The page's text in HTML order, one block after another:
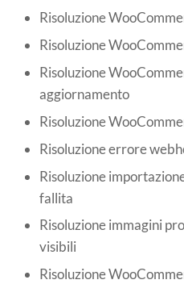
Risoluzione
Risoluzione
Risoluzione
aggiornamento
Risoluzione
Risoluzione errore
Risoluzione
fallita
Risoluzione immagini
visibili
Risoluzione